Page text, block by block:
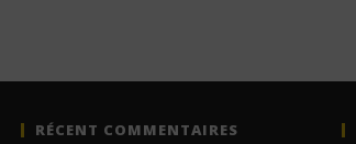
RÉCENT COMMENTAIRES